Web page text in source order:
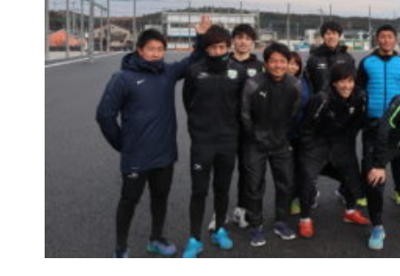
女子U-15・U-18
ピース(障がい者サッ
シニアサッカーチーム
フェミニーノ（女子）
スポーツ教室
パートナー
パートナー
パートナー募集
とちぎフットボールセ